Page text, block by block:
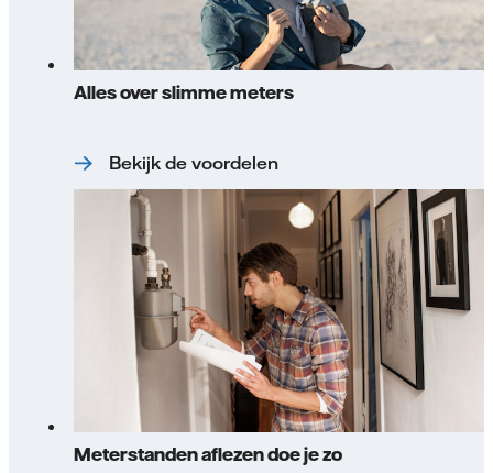
Alles over slimme meters
Bekijk de voordelen
Meterstanden aflezen doe je zo